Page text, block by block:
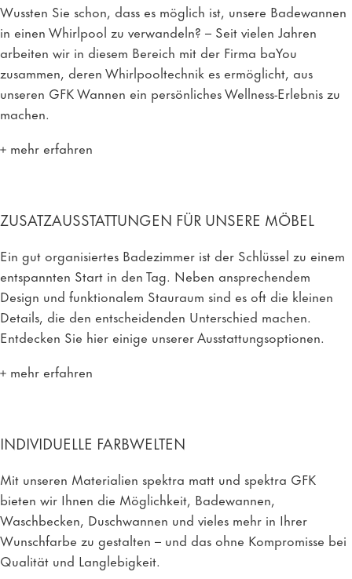
Wussten Sie schon, dass es möglich ist, unsere Badewannen
in einen Whirlpool zu verwandeln? – Seit vielen Jahren
arbeiten wir in diesem Bereich mit der Firma baYou
zusammen, deren Whirlpooltechnik es ermöglicht, aus
unseren GFK Wannen ein persönliches Wellness-Erlebnis zu
machen.
mehr erfahren
ZUSATZAUSSTATTUNGEN FÜR UNSERE MÖBEL
Ein gut organisiertes Badezimmer ist der Schlüssel zu einem
entspannten Start in den Tag. Neben ansprechendem
Design und funktionalem Stauraum sind es oft die kleinen
Details, die den entscheidenden Unterschied machen.
Entdecken Sie hier einige unserer Ausstattungsoptionen.
mehr erfahren
INDIVIDUELLE FARBWELTEN
Mit unseren Materialien spektra matt und spektra GFK
bieten wir Ihnen die Möglichkeit, Badewannen,
Waschbecken, Duschwannen und vieles mehr in Ihrer
Wunschfarbe zu gestalten – und das ohne Kompromisse bei
Qualität und Langlebigkeit.